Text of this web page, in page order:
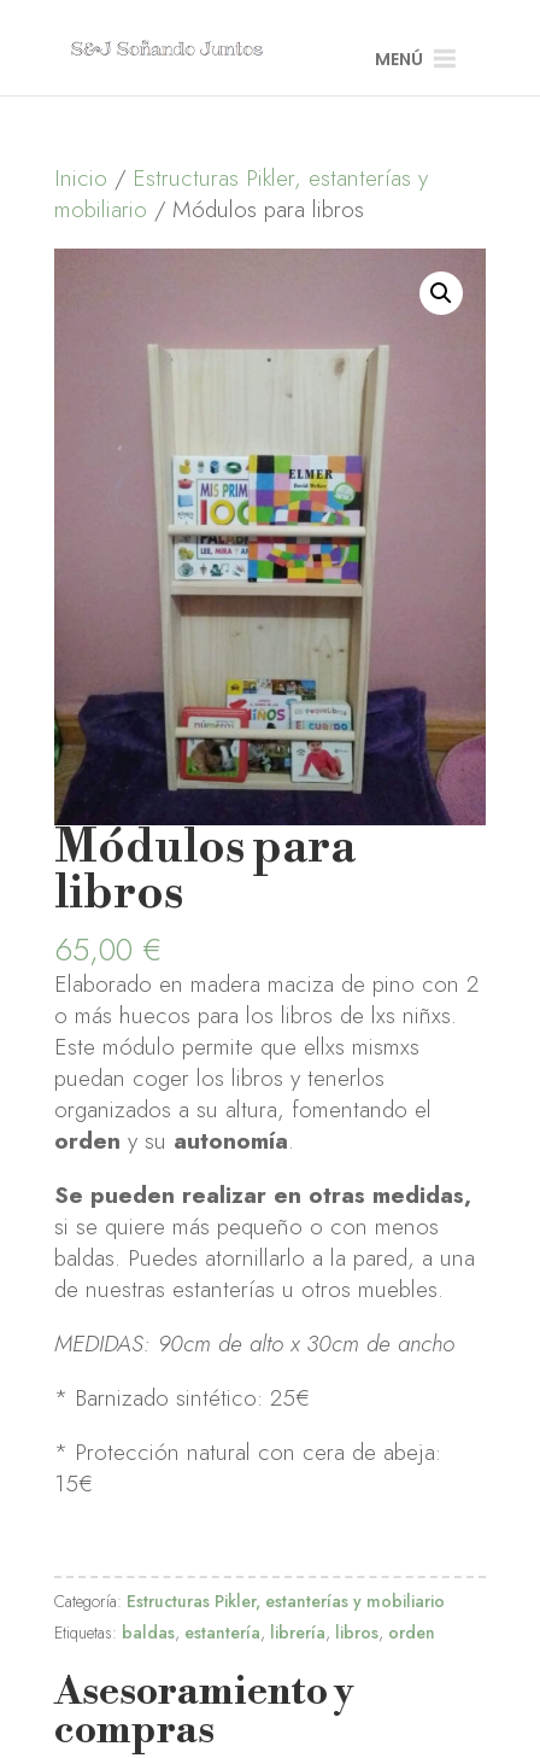
MENÚ
Inicio / Estructuras Pikler, estanterías y
mobiliario / Módulos para libros
Módulos para
libros
65,00 €
Elaborado en madera maciza de pino con 2
o más huecos para los libros de lxs niñxs.
Este módulo permite que ellxs mismxs
puedan coger los libros y tenerlos
organizados a su altura, fomentando el
orden y su autonomía.
Se pueden realizar en otras medidas,
si se quiere más pequeño o con menos
baldas. Puedes atornillarlo a la pared, a una
de nuestras estanterías u otros muebles.
MEDIDAS: 90cm de alto x 30cm de ancho
* Barnizado sintético: 25€
* Protección natural con cera de abeja:
15€
Categoría: Estructuras Pikler, estanterías y mobiliario
Etiquetas: baldas, estantería, librería, libros, orden
Asesoramiento y
compras